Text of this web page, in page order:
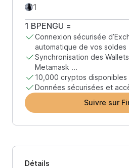
1 BPENGU =
Connexion sécurisée
automatique de vos soldes
Synchronisation des
Metamask ...
10,000 cryptos disponibles
Données sécurisées et
Suivre sur
Détails